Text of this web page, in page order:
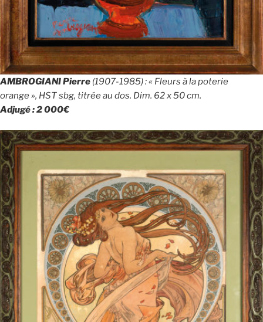
AMBROGIANI Pierre (1907-1985) : « Fleurs à la poterie
orange », HST sbg, titrée au dos. Dim. 62 x 50 cm.
Adjugé : 2 000€